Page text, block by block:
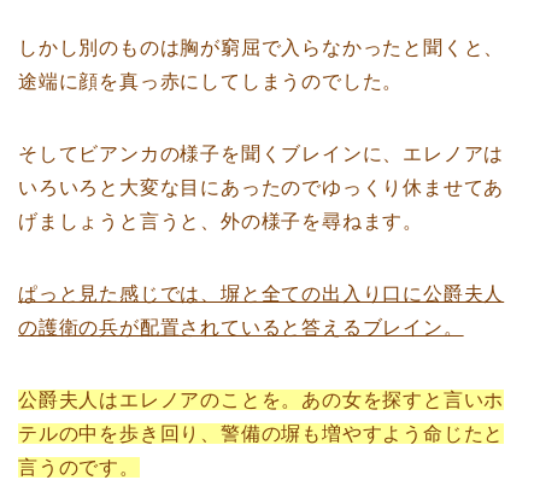
しかし別のものは胸が窮屈で入らなかったと聞くと、
途端に顔を真っ赤にしてしまうのでした。
そしてビアンカの様子を聞くブレインに、エレノアは
いろいろと大変な目にあったのでゆっくり休ませてあ
げましょうと言うと、外の様子を尋ねます。
ぱっと見た感じでは、塀と全ての出入り口に公爵夫人
の護衛の兵が配置されていると答えるブレイン。
公爵夫人はエレノアのことを。あの女を探すと言いホ
テルの中を歩き回り、警備の塀も増やすよう命じたと
言うのです。